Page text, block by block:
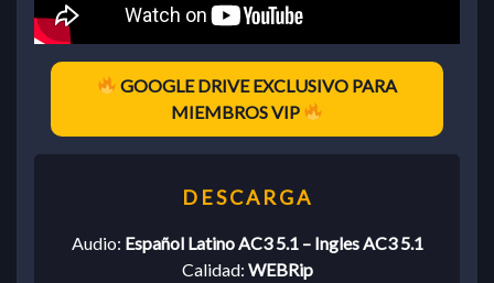
GOOGLE DRIVE EXCLUSIVO PARA
MIEMBROS VIP
Audio: Español Latino AC3 5.1 – Ingles AC3 5.1
Calidad: WEBRip